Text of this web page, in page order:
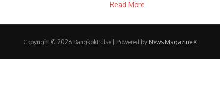
Read More
Copyright © 2026 BangkokPulse | Powered by News Magazine X